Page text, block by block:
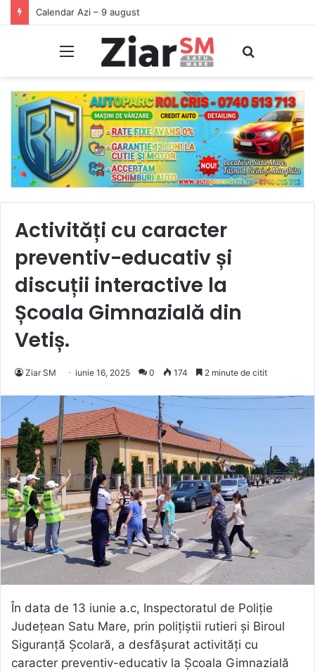
Începeți ziua cu o pastilă…de zâmbet!
Meniu
Activități cu caracter
preventiv-educativ și
discuții interactive la
Școala Gimnazială din
Vetiș.
Ziar SM iunie 16, 2025 0 174 2 minute de citit
În data de 13 iunie a.c, Inspectoratul de Poliție
Județean Satu Mare, prin polițiștii rutieri și Biroul
Siguranță Școlară, a desfășurat activități cu
caracter preventiv-educativ la Școala Gimnazială